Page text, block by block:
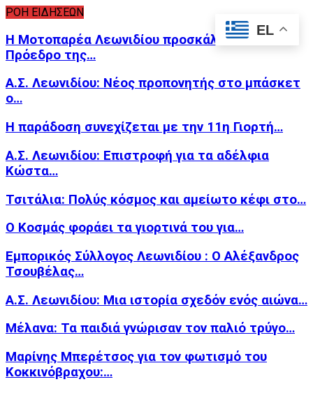
ΡΟΗ ΕΙΔΗΣΕΩΝ
Η Μοτοπαρέα Λεωνιδίου προσκάλεσε τον
Πρόεδρο της…
Α.Σ. Λεωνιδίου: Νέος προπονητής στο μπάσκετ
ο…
Η παράδοση συνεχίζεται με την 11η Γιορτή…
Α.Σ. Λεωνιδίου: Επιστροφή για τα αδέλφια
Κώστα…
Τσιτάλια: Πολύς κόσμος και αμείωτο κέφι στο…
Ο Κοσμάς φοράει τα γιορτινά του για…
Εμπορικός Σύλλογος Λεωνιδίου : Ο Αλέξανδρος
Τσουβέλας…
Α.Σ. Λεωνιδίου: Μια ιστορία σχεδόν ενός αιώνα…
Μέλανα: Τα παιδιά γνώρισαν τον παλιό τρύγο…
Μαρίνης Μπερέτσος για τον φωτισμό του
Κοκκινόβραχου:…
EL